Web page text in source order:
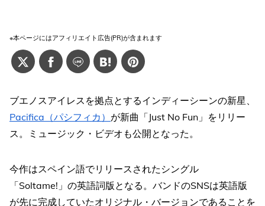
※本ページにはアフィリエイト広告(PR)が含まれます
ブエノスアイレスを拠点とするインディーシーンの新星、
Pacifica（パシフィカ） が新曲「Just No Fun」をリリー
ス。ミュージック・ビデオも公開となった。
今作はスペイン語でリリースされたシングル
「Soltame!」の英語詞版となる。バンドのSNSは英語版
が先に完成していたオリジナル・バージョンであることを